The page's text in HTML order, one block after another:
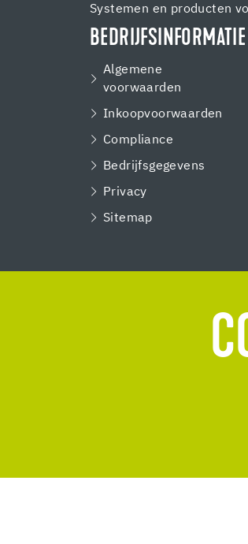
Systemen en producten
BEDRIJFSINFORMATIE
Algemene
voorwaarden
Inkoopvoorwaarden
Compliance
Bedrijfsgegevens
Privacy
Sitemap